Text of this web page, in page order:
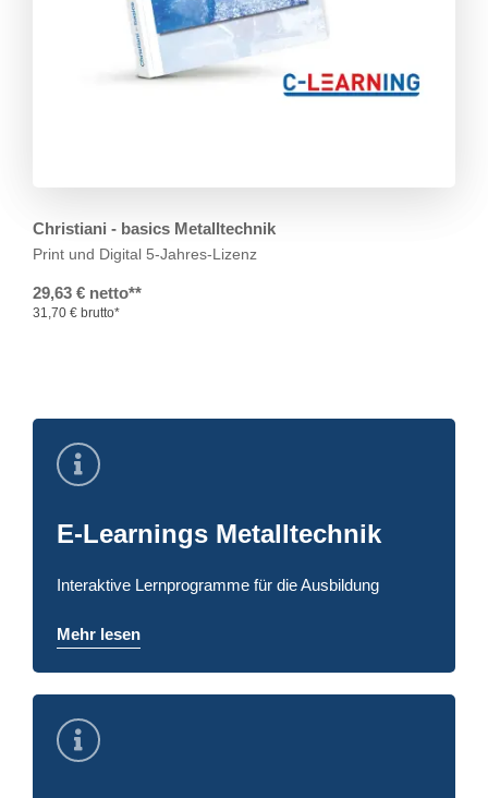
Christiani - basics Metalltechnik
Print und Digital 5-Jahres-Lizenz
29,63 € netto**
31,70 € brutto*
E-Learnings Metalltechnik
Interaktive Lernprogramme für die Ausbildung
Mehr lesen